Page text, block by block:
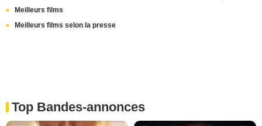
Meilleurs films
Meilleurs films selon la presse
Top Bandes-annonces